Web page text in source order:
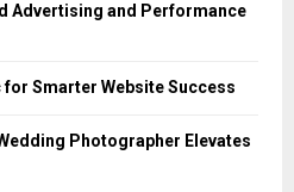
Advertising and Performance
Smarter Website Success
Photographer Elevates